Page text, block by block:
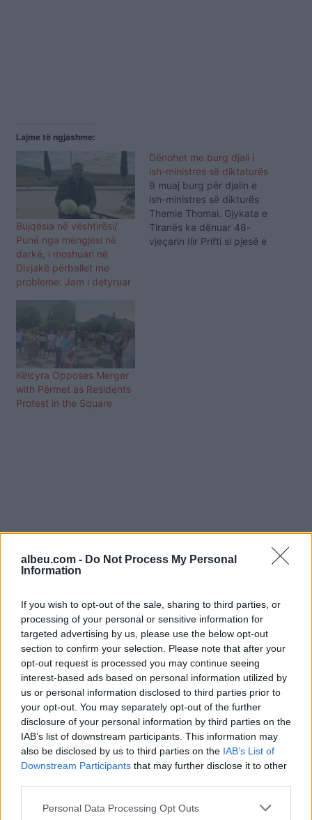
albeu.com - Do Not Process My Personal
Information
If you wish to opt-out of the sale, sharing to third parties, or
processing of your personal or sensitive information for
targeted advertising by us, please use the below opt-out
section to confirm your selection. Please note that after your
opt-out request is processed you may continue seeing
interest-based ads based on personal information utilized by
us or personal information disclosed to third parties prior to
your opt-out. You may separately opt-out of the further
disclosure of your personal information by third parties on the
IAB’s list of downstream participants. This information may
also be disclosed by us to third parties on the IAB’s List of
Downstream Participants that may further disclose it to other
Personal Data Processing Opt Outs
Lajme të ngjashme:
Bujqësia në vështirësi/
Punë nga mëngjesi në
darkë, i moshuari në
Divjakë përballet me
probleme: Jam i detyruar
Dënohet me burg djali i
ish-ministres së diktaturës
9 muaj burg për djalin e
ish-ministres së dikturës
Themie Thomai. Gjykata e
Tiranës ka dënuar 48-
vjeçarin Ilir Prifti si pjesë e
Këlcyra Opposes Merger
with Përmet as Residents
Protest in the Square
Shtuarmë6.06.2023 13:39
Tags:
femija , kelcyra , Klevis Thomai